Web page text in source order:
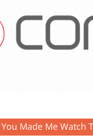
Made Me Watch